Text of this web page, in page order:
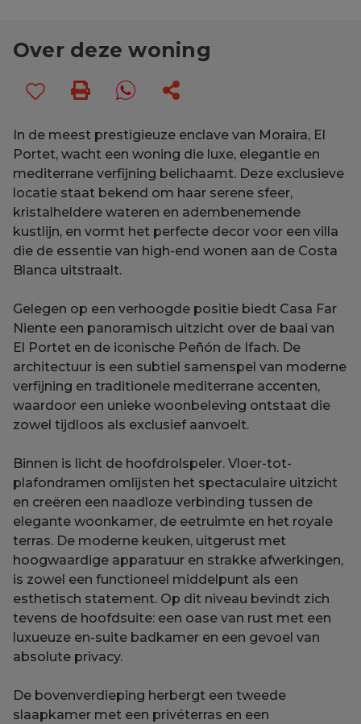
Over deze woning
In de meest prestigieuze enclave van Moraira, El
Portet, wacht een woning die luxe, elegantie en
mediterrane verfijning belichaamt. Deze exclusieve
locatie staat bekend om haar serene sfeer,
kristalheldere wateren en adembenemende
kustlijn, en vormt het perfecte decor voor een villa
die de essentie van high-end wonen aan de Costa
Blanca uitstraalt.
Gelegen op een verhoogde positie biedt Casa Far
Niente een panoramisch uitzicht over de baai van
El Portet en de iconische Peñón de Ifach. De
architectuur is een subtiel samenspel van moderne
verfijning en traditionele mediterrane accenten,
waardoor een unieke woonbeleving ontstaat die
zowel tijdloos als exclusief aanvoelt.
Binnen is licht de hoofdrolspeler. Vloer-tot-
plafondramen omlijsten het spectaculaire uitzicht
en creëren een naadloze verbinding tussen de
elegante woonkamer, de eetruimte en het royale
terras. De moderne keuken, uitgerust met
hoogwaardige apparatuur en strakke afwerkingen,
is zowel een functioneel middelpunt als een
esthetisch statement. Op dit niveau bevindt zich
tevens de hoofdsuite: een oase van rust met een
luxueuze en-suite badkamer en een gevoel van
absolute privacy.
De bovenverdieping herbergt een tweede
slaapkamer met een privéterras en een